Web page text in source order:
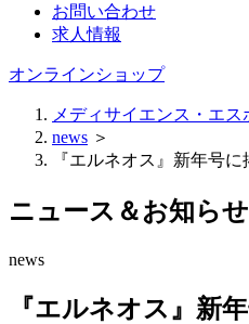
お問い合わせ
求人情報
オンラインショップ
メディサイエンス・エス
news ＞
『エルネオス』新年号に
ニュース＆お知らせ
news
『エルネオス』新